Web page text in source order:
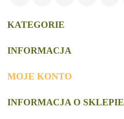
KATEGORIE
INFORMACJA
MOJE KONTO
INFORMACJA O SKLEPIE